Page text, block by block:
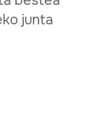
junta